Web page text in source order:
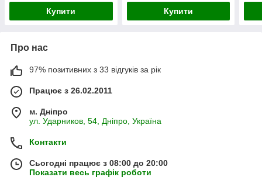
Купити Купити
Про нас
97% позитивних з 33 відгуків за рік
Працює з 26.02.2011
м. Дніпро
ул. Ударников, 54, Дніпро, Україна
Контакти
Сьогодні працює з 08:00 до 20:00
Показати весь графік роботи